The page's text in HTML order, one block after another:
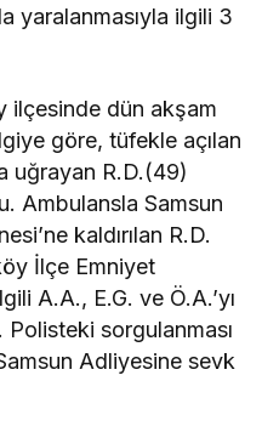
yaralanmasıyla ilgili 3
ilçesinde dün akşam
göre, tüfekle açılan
uğrayan R.D.(49)
Ambulansla Samsun
kaldırılan R.D.
İlçe Emniyet
A.A., E.G. ve Ö.A.’yı
Polisteki sorgulanması
Adliyesine sevk